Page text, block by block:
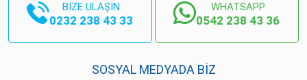
BİZE ULAŞIN
0232 238 43 33
WHATSAPP
0542 238 43 36
SOSYAL MEDYADA BİZ